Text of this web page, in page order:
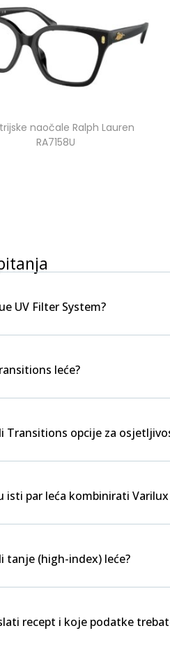
naočale Ralph Lauren
RA7158U
UV Filter System?
leće?
Transitions opcije za
isti par leća kombinirati
tanje (high-index) leće?
recept i koje podatke